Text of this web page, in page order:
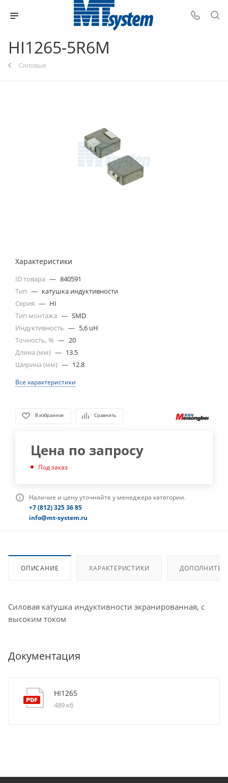
HI1265-5R6M
Силовые
Характеристики
ID товара — 840591
Тип — катушка индуктивности
Серия — HI
Тип монтажа — SMD
Индуктивность — 5,6 uH
Точность, % — 20
Длина (мм) — 13.5
Ширина (мм) — 12.8
Все характеристики
В избранное Сравнить
Цена по запросу
Под заказ
Наличие и цену уточняйте у менеджера категории.
+7 (812) 325 36 85
info@mt-system.ru
ОПИСАНИЕ ХАРАКТЕРИСТИКИ
Силовая катушка индуктивности экранированная, с
высоким током
Документация
HI1265
489 кб